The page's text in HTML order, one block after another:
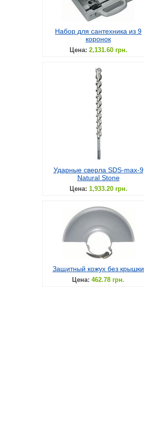
Набор для сантехника из 9
коронок
Цена: 2,131.60 грн.
Ударные сверла SDS-max-9
Natural Stone
Цена: 1,933.20 грн.
Защитный кожух без крышки
Цена: 462.78 грн.